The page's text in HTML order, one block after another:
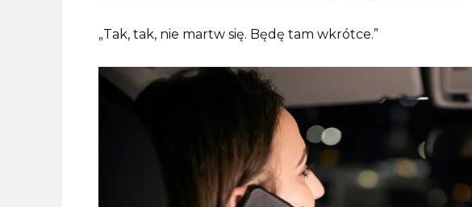
„Tak, tak, nie martw się. Będę tam wkrótce.”